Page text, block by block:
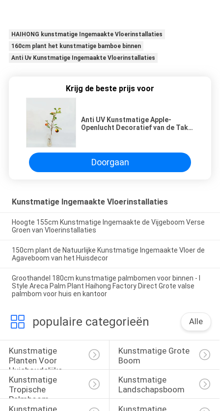
HAIHONG kunstmatige Ingemaakte Vloerinstallaties
160cm plant het kunstmatige bamboe binnen
Anti Uv Kunstmatige Ingemaakte Vloerinstallaties
Krijg de beste prijs voor
Anti UV Kunstmatige Apple-
Openlucht Decoratief van de Tak
Doorgaan
Kunstmatige Ingemaakte Vloerinstallaties
Hoogte 155cm Kunstmatige Ingemaakte de Vijgeboom Verse
Groen van Vloerinstallaties
150cm plant de Natuurlijke Kunstmatige Ingemaakte Vloer de
Agaveboom van het Huisdecor
Groothandel 180cm kunstmatige palmbomen voor binnen - I
Style Areca Palm Plant Haihong Factory Direct Grote valse
palmbom voor huis en kantoor
populaire categorieën Alle
Kunstmatige
Planten Voor
Huishoudelijke
Inrichting
Kunstmatige Grote
Boom
Kunstmatige
Tropische
Palmboom
Kunstmatige
Landschapsboom
Kunstmatige
Kunstmatige